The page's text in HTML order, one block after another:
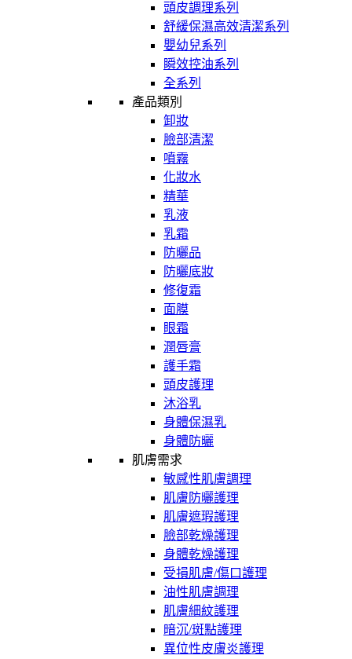
頭皮調理系列
舒緩保濕高效清潔系列
嬰幼兒系列
瞬效控油系列
全系列
產品類別
卸妝
臉部清潔
噴霧
化妝水
精華
乳液
乳霜
防曬品
防曬底妝
修復霜
面膜
眼霜
潤唇膏
護手霜
頭皮護理
沐浴乳
身體保濕乳
身體防曬
肌膚需求
敏感性肌膚調理
肌膚防曬護理
肌膚遮瑕護理
臉部乾燥護理
身體乾燥護理
受損肌膚/傷口護理
油性肌膚調理
肌膚細紋護理
暗沉/斑點護理
異位性皮膚炎護理